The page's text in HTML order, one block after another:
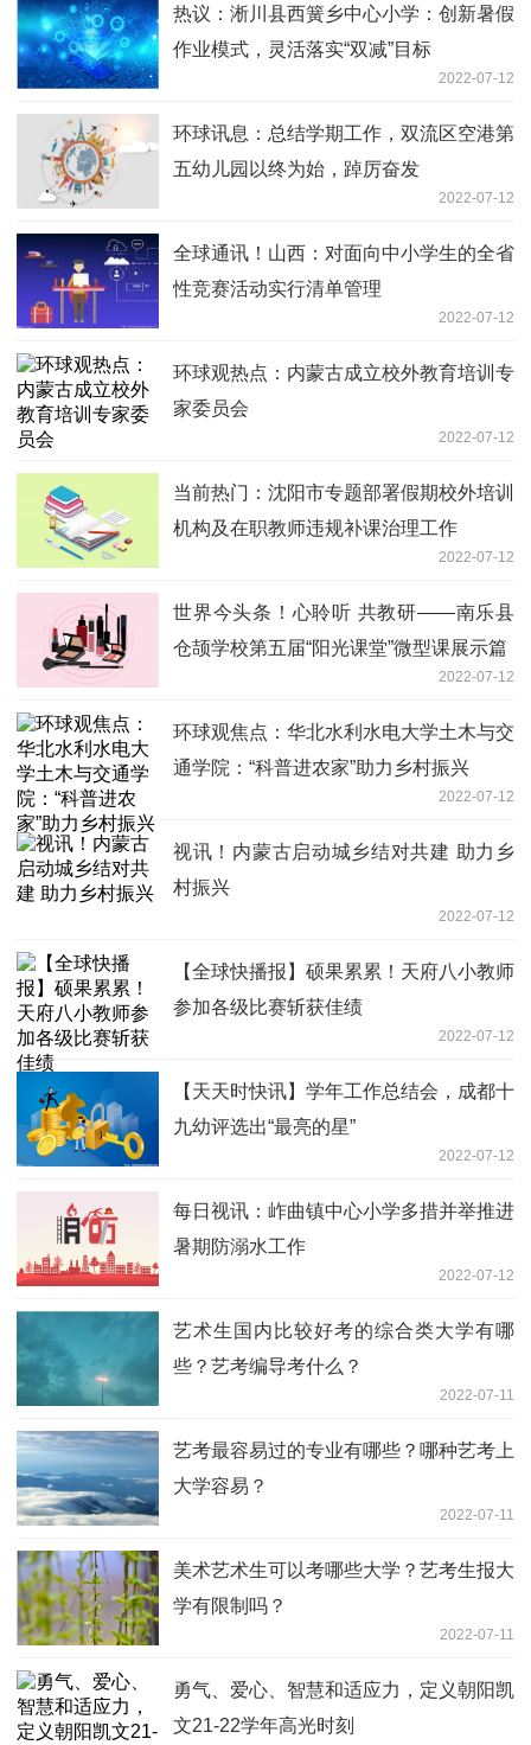
热议：淅川县西簧乡中心小学：创新暑假
作业模式，灵活落实“双减”目标
2022-07-12
环球讯息：总结学期工作，双流区空港第
五幼儿园以终为始，踔厉奋发
2022-07-12
全球通讯！山西：对面向中小学生的全省
性竞赛活动实行清单管理
2022-07-12
环球观热点：内蒙古成立校外教育培训专
家委员会
2022-07-12
当前热门：沈阳市专题部署假期校外培训
机构及在职教师违规补课治理工作
2022-07-12
世界今头条！心聆听 共教研——南乐县
仓颉学校第五届“阳光课堂”微型课展示篇
2022-07-12
环球观焦点：华北水利水电大学土木与交
通学院：“科普进农家”助力乡村振兴
2022-07-12
视讯！内蒙古启动城乡结对共建 助力乡
村振兴
2022-07-12
【全球快播报】硕果累累！天府八小教师
参加各级比赛斩获佳绩
2022-07-12
【天天时快讯】学年工作总结会，成都十
九幼评选出“最亮的星”
2022-07-12
每日视讯：岞曲镇中心小学多措并举推进
暑期防溺水工作
2022-07-12
艺术生国内比较好考的综合类大学有哪
些？艺考编导考什么？
2022-07-11
艺考最容易过的专业有哪些？哪种艺考上
大学容易？
2022-07-11
美术艺术生可以考哪些大学？艺考生报大
学有限制吗？
2022-07-11
勇气、爱心、智慧和适应力，定义朝阳凯
文21-22学年高光时刻